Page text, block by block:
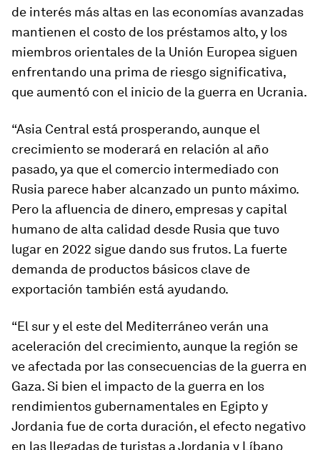
de interés más altas en las economías avanzadas
mantienen el costo de los préstamos alto, y los
miembros orientales de la Unión Europea siguen
enfrentando una prima de riesgo significativa,
que aumentó con el inicio de la guerra en Ucrania.
“Asia Central está prosperando, aunque el
crecimiento se moderará en relación al año
pasado, ya que el comercio intermediado con
Rusia parece haber alcanzado un punto máximo.
Pero la afluencia de dinero, empresas y capital
humano de alta calidad desde Rusia que tuvo
lugar en 2022 sigue dando sus frutos. La fuerte
demanda de productos básicos clave de
exportación también está ayudando.
“El sur y el este del Mediterráneo verán una
aceleración del crecimiento, aunque la región se
ve afectada por las consecuencias de la guerra en
Gaza. Si bien el impacto de la guerra en los
rendimientos gubernamentales en Egipto y
Jordania fue de corta duración, el efecto negativo
en las llegadas de turistas a Jordania y Líbano